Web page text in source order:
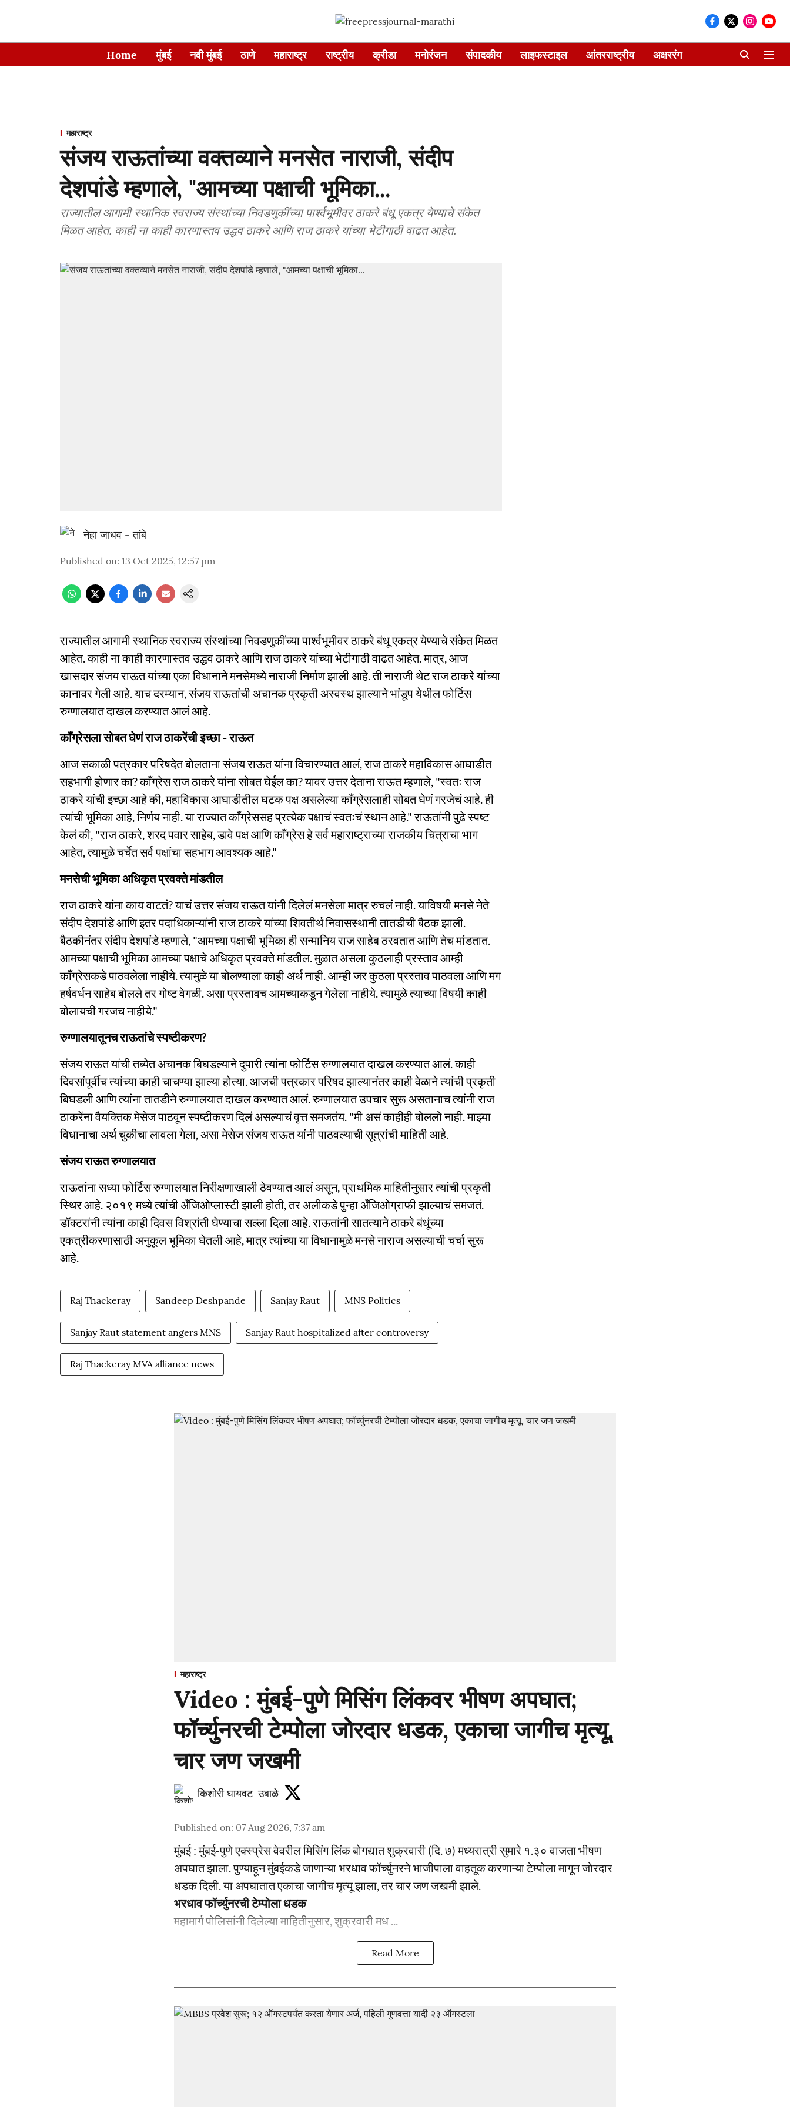
Home मुंबई नवी मुंबई ठाणे महाराष्ट्र राष्ट्रीय क्रीडा मनोरंजन संपादकीय लाइफस्टाइल आंतरराष्ट्रीय अक्षररंग
महाराष्ट्र
संजय राऊतांच्या वक्तव्याने मनसेत नाराजी, संदीप
देशपांडे म्हणाले, "आमच्या पक्षाची भूमिका...
राज्यातील आगामी स्थानिक स्वराज्य संस्थांच्या निवडणुकींच्या पार्श्वभूमीवर ठाकरे बंधू एकत्र येण्याचे संकेत
मिळत आहेत. काही ना काही कारणास्तव उद्धव ठाकरे आणि राज ठाकरे यांच्या भेटीगाठी वाढत आहेत.
नेहा जाधव - तांबे
Published on: 13 Oct 2025, 12:57 pm
राज्यातील आगामी स्थानिक स्वराज्य संस्थांच्या निवडणुकींच्या पार्श्वभूमीवर ठाकरे बंधू एकत्र येण्याचे संकेत मिळत
आहेत. काही ना काही कारणास्तव उद्धव ठाकरे आणि राज ठाकरे यांच्या भेटीगाठी वाढत आहेत. मात्र, आज
खासदार संजय राऊत यांच्या एका विधानाने मनसेमध्ये नाराजी निर्माण झाली आहे. ती नाराजी थेट राज ठाकरे यांच्या
कानावर गेली आहे. याच दरम्यान, संजय राऊतांची अचानक प्रकृती अस्वस्थ झाल्याने भांडूप येथील फोर्टिस
रुग्णालयात दाखल करण्यात आलं आहे.
कॉँग्रेसला सोबत घेणं राज ठाकरेंची इच्छा - राऊत
आज सकाळी पत्रकार परिषदेत बोलताना संजय राऊत यांना विचारण्यात आलं, राज ठाकरे महाविकास आघाडीत
सहभागी होणार का? काँग्रेस राज ठाकरे यांना सोबत घेईल का? यावर उत्तर देताना राऊत म्हणाले, "स्वतः राज
ठाकरे यांची इच्छा आहे की, महाविकास आघाडीतील घटक पक्ष असलेल्या काँग्रेसलाही सोबत घेणं गरजेचं आहे. ही
त्यांची भूमिका आहे, निर्णय नाही. या राज्यात काँग्रेससह प्रत्येक पक्षाचं स्वतःचं स्थान आहे." राऊतांनी पुढे स्पष्ट
केलं की, "राज ठाकरे, शरद पवार साहेब, डावे पक्ष आणि काँग्रेस हे सर्व महाराष्ट्राच्या राजकीय चित्राचा भाग
आहेत, त्यामुळे चर्चेत सर्व पक्षांचा सहभाग आवश्यक आहे."
मनसेची भूमिका अधिकृत प्रवक्ते मांडतील
राज ठाकरे यांना काय वाटतं? याचं उत्तर संजय राऊत यांनी दिलेलं मनसेला मात्र रुचलं नाही. याविषयी मनसे नेते
संदीप देशपांडे आणि इतर पदाधिकाऱ्यांनी राज ठाकरे यांच्या शिवतीर्थ निवासस्थानी तातडीची बैठक झाली.
बैठकीनंतर संदीप देशपांडे म्हणाले, "आमच्या पक्षाची भूमिका ही सन्मानिय राज साहेब ठरवतात आणि तेच मांडतात.
आमच्या पक्षाची भूमिका आमच्या पक्षाचे अधिकृत प्रवक्ते मांडतील. मुळात असला कुठलाही प्रस्ताव आम्ही
कॉँग्रेसकडे पाठवलेला नाहीये. त्यामुळे या बोलण्याला काही अर्थ नाही. आम्ही जर कुठला प्रस्ताव पाठवला आणि मग
हर्षवर्धन साहेब बोलले तर गोष्ट वेगळी. असा प्रस्तावच आमच्याकडून गेलेला नाहीये. त्यामुळे त्याच्या विषयी काही
बोलायची गरजच नाहीये."
रुग्णालयातूनच राऊतांचे स्पष्टीकरण?
संजय राऊत यांची तब्येत अचानक बिघडल्याने दुपारी त्यांना फोर्टिस रुग्णालयात दाखल करण्यात आलं. काही
दिवसांपूर्वीच त्यांच्या काही चाचण्या झाल्या होत्या. आजची पत्रकार परिषद झाल्यानंतर काही वेळाने त्यांची प्रकृती
बिघडली आणि त्यांना तातडीने रुग्णालयात दाखल करण्यात आलं. रुग्णालयात उपचार सुरू असतानाच त्यांनी राज
ठाकरेंना वैयक्तिक मेसेज पाठवून स्पष्टीकरण दिलं असल्याचं वृत्त समजतंय. "मी असं काहीही बोललो नाही. माझ्या
विधानाचा अर्थ चुकीचा लावला गेला, असा मेसेज संजय राऊत यांनी पाठवल्याची सूत्रांची माहिती आहे.
संजय राऊत रुग्णालयात
राऊतांना सध्या फोर्टिस रुग्णालयात निरीक्षणाखाली ठेवण्यात आलं असून, प्राथमिक माहितीनुसार त्यांची प्रकृती
स्थिर आहे. २०१९ मध्ये त्यांची अँजिओप्लास्टी झाली होती, तर अलीकडे पुन्हा अँजिओग्राफी झाल्याचं समजतं.
डॉक्टरांनी त्यांना काही दिवस विश्रांती घेण्याचा सल्ला दिला आहे. राऊतांनी सातत्याने ठाकरे बंधूंच्या
एकत्रीकरणासाठी अनुकूल भूमिका घेतली आहे, मात्र त्यांच्या या विधानामुळे मनसे नाराज असल्याची चर्चा सुरू
आहे.
Raj Thackeray Sandeep Deshpande Sanjay Raut MNS Politics
Sanjay Raut statement angers MNS Sanjay Raut hospitalized after controversy
Raj Thackeray MVA alliance news
महाराष्ट्र
Video : मुंबई-पुणे मिसिंग लिंकवर भीषण अपघात;
फॉर्च्युनरची टेम्पोला जोरदार धडक, एकाचा जागीच मृत्यू,
चार जण जखमी
किशोरी घायवट-उबाळे
Published on: 07 Aug 2026, 7:37 am
मुंबई : मुंबई-पुणे एक्स्प्रेस वेवरील मिसिंग लिंक बोगद्यात शुक्रवारी (दि. ७) मध्यरात्री सुमारे १.३० वाजता भीषण
अपघात झाला. पुण्याहून मुंबईकडे जाणाऱ्या भरधाव फॉर्च्युनरने भाजीपाला वाहतूक करणाऱ्या टेम्पोला मागून जोरदार
धडक दिली. या अपघातात एकाचा जागीच मृत्यू झाला, तर चार जण जखमी झाले.
भरधाव फॉर्च्युनरची टेम्पोला धडक
महामार्ग पोलिसांनी दिलेल्या माहितीनुसार, शुक्रवारी मध ...
Read More